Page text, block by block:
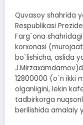
Quvasoy shahrida
Respublikasi
Farg`ona
korxonasi
bo`lishicha, aslida
12800000 (o`n ikki
olganligini, lekin
tadbirkorga
berilishida amalaiy